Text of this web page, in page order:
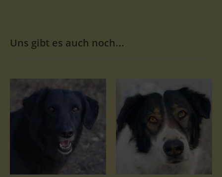
Uns gibt es auch noch...